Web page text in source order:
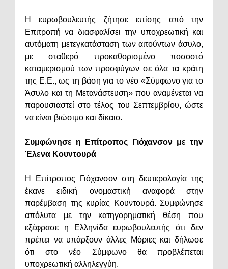
Η ευρωβουλευτής ζήτησε επίσης από την
Επιτροπή να διασφαλίσει την υποχρεωτική και
αυτόματη μετεγκατάσταση των αιτούντων άσυλο,
με σταθερό προκαθορισμένο ποσοστό
καταμερισμού των προσφύγων σε όλα τα κράτη
της Ε.Ε., ως τη βάση για το νέο «Σύμφωνο για το
Άσυλο και τη Μετανάστευση» που αναμένεται να
παρουσιαστεί στο τέλος του Σεπτεμβρίου, ώστε
να είναι βιώσιμο και δίκαιο.
Συμφώνησε η Επίτροπος Γιόχανσον με την
Έλενα Κουντουρά
Η Επίτροπος Γιόχανσον στη δευτερολογία της
έκανε ειδική ονομαστική αναφορά στην
παρέμβαση της κυρίας Κουντουρά. Συμφώνησε
απόλυτα με την κατηγορηματική θέση που
εξέφρασε η Ελληνίδα ευρωβουλευτής ότι δεν
πρέπει να υπάρξουν άλλες Μόριες και δήλωσε
ότι στο νέο Σύμφωνο θα προβλέπεται
υποχρεωτική αλληλεγγύη.